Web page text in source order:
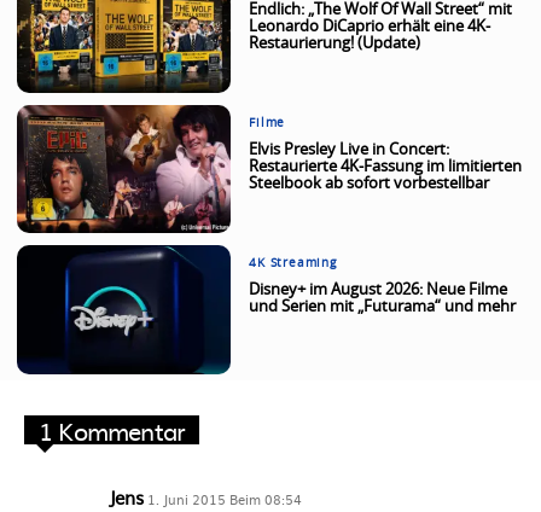
Endlich: „The Wolf Of Wall Street“ mit
Leonardo DiCaprio erhält eine 4K-
Restaurierung! (Update)
Filme
Elvis Presley Live in Concert:
Restaurierte 4K-Fassung im limitierten
Steelbook ab sofort vorbestellbar
4K Streaming
Disney+ im August 2026: Neue Filme
und Serien mit „Futurama“ und mehr
1 Kommentar
Jens 1. Juni 2015 Beim 08:54